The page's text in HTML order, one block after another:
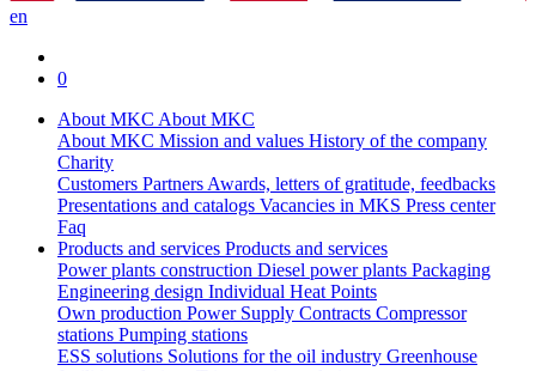
en
0
About MKC About MKC
About MKC Mission and values History of the company
Charity
Customers PartnersAwards, letters of gratitude, feedbacks
Presentations and catalogs Vacancies in MKS Press center
Faq
Products and services Products and services
Power plants construction Diesel power plants Packaging
Engineering design Individual Heat Points
Own production Power Supply Contracts Compressor
stations Pumping stations
ESS solutions Solutions for the oil industry Greenhouse